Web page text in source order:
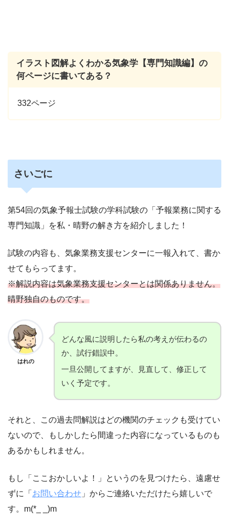
イラスト図解よくわかる気象学【専門知識編】の
何ページに書いてある？
332ページ
さいごに
第54回の気象予報士試験の学科試験の「予報業務に関する
専門知識」を私・晴野の解き方を紹介しました！
試験の内容も、気象業務支援センターに一報入れて、書か
せてもらってます。
※解説内容は気象業務支援センターとは関係ありません。
晴野独自のものです。
はれの
どんな風に説明したら私の考えが伝わるの
か、試行錯誤中。
一旦公開してますが、見直して、修正して
いく予定です。
それと、この過去問解説はどの機関のチェックも受けてい
ないので、もしかしたら間違った内容になっているものも
あるかもしれません。
もし「ここおかしいよ！」というのを見つけたら、遠慮せ
ずに「 お問い合わせ 」からご連絡いただけたら嬉しいで
す。m(*_ _)m